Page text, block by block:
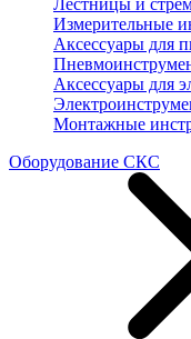
Лестницы и
Измерительные
Аксессуары для
Аксессуары для
Монтажные
Оборудование СКС